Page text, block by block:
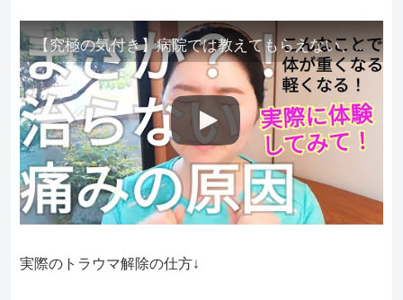
【究極の気付き】病院では教えてもらえない、その長年悩んできた痛み、症状、どうして治らないのか？痛みの正体、実際に今すぐ試して知ってほしい。
実際のトラウマ解除の仕方↓